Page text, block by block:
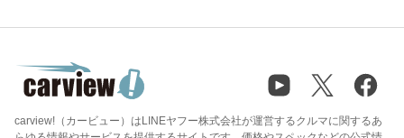
carview!（カービュー）はLINEヤフー株式会社が運営するクルマに関するあ